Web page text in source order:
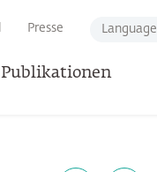
Presse Language
Publikationen